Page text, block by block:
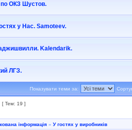
по ОКЗ Шустов.
у Нас. Samoteev.
Kalendarik.
ЛГЗ.
Показувати теми за:
[ Тем: 19 ]
інформація » У гостях у виробників